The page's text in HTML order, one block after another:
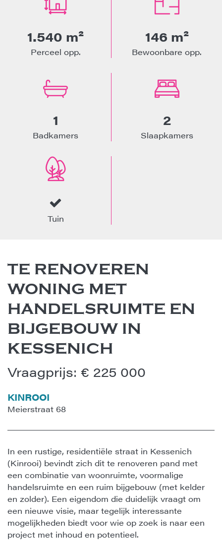
1.540 m²
Perceel opp.
146 m²
Bewoonbare opp.
1
Badkamers
2
Slaapkamers
Tuin
TE RENOVEREN
WONING MET
HANDELSRUIMTE EN
BIJGEBOUW IN
KESSENICH
Vraagprijs: € 225 000
KINROOI
Meierstraat 68
In een rustige, residentiële straat in Kessenich
(Kinrooi) bevindt zich dit te renoveren pand met
een combinatie van woonruimte, voormalige
handelsruimte en een ruim bijgebouw (met kelder
en zolder). Een eigendom die duidelijk vraagt om
een nieuwe visie, maar tegelijk interessante
mogelijkheden biedt voor wie op zoek is naar een
project met inhoud en potentieel.